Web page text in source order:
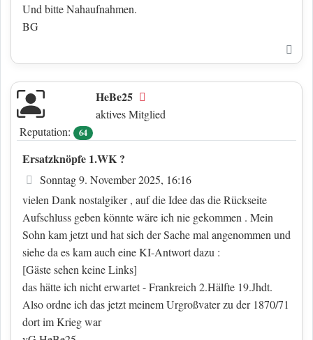
Und bitte Nahaufnahmen.
BG
HeBe25
aktives Mitglied
Reputation:
64
Ersatzknöpfe 1.WK ?
Beitrag
Sonntag 9. November 2025, 16:16
vielen Dank nostalgiker , auf die Idee das die Rückseite
Aufschluss geben könnte wäre ich nie gekommen . Mein
Sohn kam jetzt und hat sich der Sache mal angenommen und
siehe da es kam auch eine KI-Antwort dazu :
[Gäste sehen keine Links]
das hätte ich nicht erwartet - Frankreich 2.Hälfte 19.Jhdt.
Also ordne ich das jetzt meinem Urgroßvater zu der 1870/71
dort im Krieg war